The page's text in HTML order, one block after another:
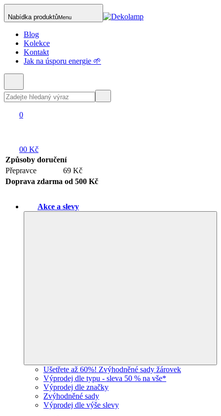
Nabídka produktůMenu
Blog
Kolekce
Kontakt
Jak na úsporu energie 🌱
0
00 Kč
Způsoby doručení
Přepravce
69 Kč
Doprava zdarma od 500 Kč
Akce a slevy
Ušetřete až 60%! Zvýhodněné sady žárovek
Výprodej dle typu - sleva 50 % na vše*
Výprodej dle značky
Zvýhodněné sady
Výprodej dle výše slevy